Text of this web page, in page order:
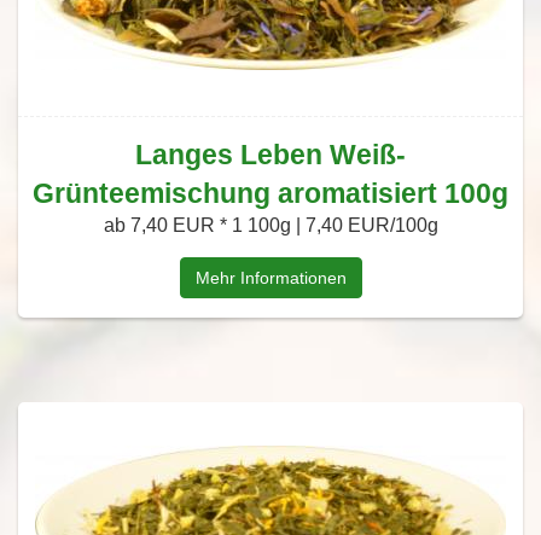
Langes Leben Weiß-
Grünteemischung aromatisiert 100g
ab 7,40 EUR * 1 100g | 7,40 EUR/100g
Mehr Informationen